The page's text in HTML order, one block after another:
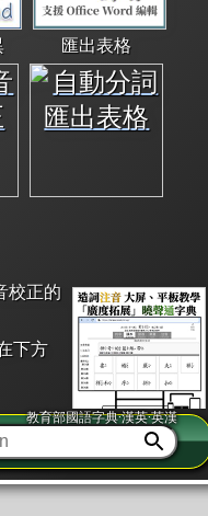
匯出表格
校正的
下方
注音」或「同筆畫」。
詢」此字詞的解釋，不
教育部國語字典·漢英·英漢